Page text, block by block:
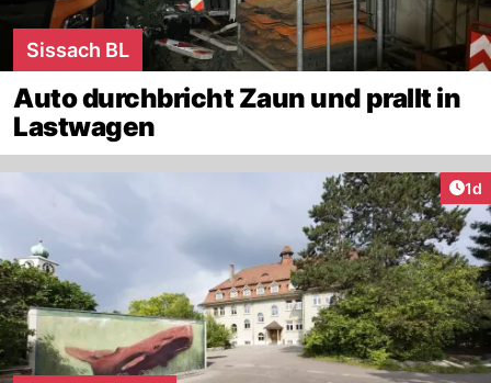
Sissach BL
Auto durchbricht Zaun und prallt in
Lastwagen
1d